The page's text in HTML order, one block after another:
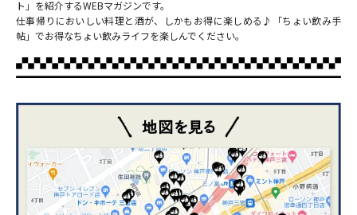
ト」を紹介するWEBマガジンです。
仕事帰りにおいしい料理と酒が、しかもお得に楽しめる♪「ちょい飲み手
帖」でお得なちょい飲みライフを楽しんでください。